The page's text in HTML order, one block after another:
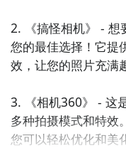
2. 《搞怪相机》 - 想
您的最佳选择！它提
效，让您的照片充满
3. 《相机360》 - 这
多种拍摄模式和特效
您可以轻松优化和美